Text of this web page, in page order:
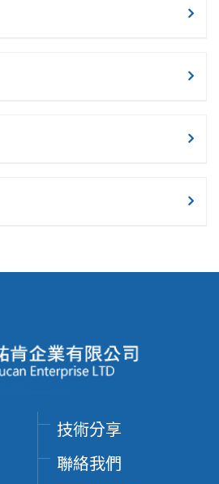
技術分享
聯絡我們